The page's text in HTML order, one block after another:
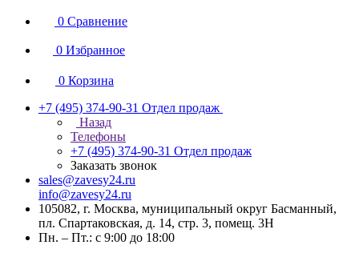
0 Сравнение
0 Избранное
0 Корзина
+7 (495) 374-90-31 Отдел продаж
Назад
Телефоны
+7 (495) 374-90-31 Отдел продаж
Заказать звонок
sales@zavesy24.ru
info@zavesy24.ru
105082, г. Москва, муниципальный округ Басманный,
пл. Спартаковская, д. 14, стр. 3, помещ. 3Н
Пн. – Пт.: с 9:00 до 18:00